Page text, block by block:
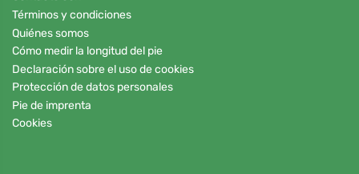
Términos y condiciones
Quiénes somos
Cómo medir la longitud del pie
Declaración sobre el uso de cookies
Protección de datos personales
Pie de imprenta
Cookies